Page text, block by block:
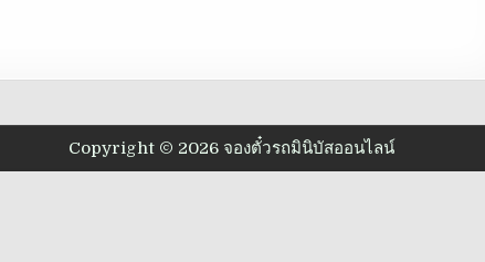
Copyright © 2026 จองตั๋วรถมินิบัสออนไลน์